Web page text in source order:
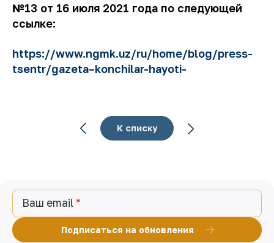
№13 от 16 июля 2021 года по следующей
ссылке:
https://www.ngmk.uz/ru/home/blog/press-
tsentr/gazeta–konchilar-hayoti-
К списку
Ваш email
Подписаться на обновления